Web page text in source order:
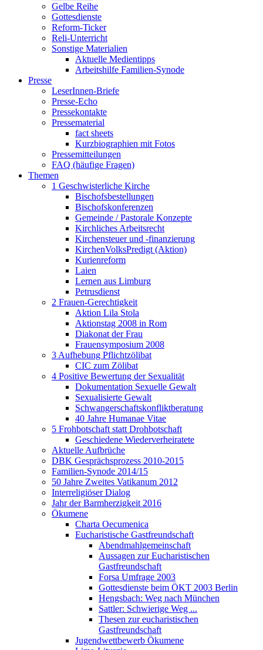
Gelbe Reihe
Gottesdienste
Reform-Ticker
Reli-Unterricht
Sonstige Materialien
Aktuelle Medientipps
Arbeitshilfe Familien-Synode
Presse
LeserInnen-Briefe
Presse-Echo
Pressekontakte
Pressematerial
fact sheets
Kurzbiographien mit Fotos
Pressemitteilungen
FAQ (häufige Fragen)
Themen
1 Geschwisterliche Kirche
Bischofsbestellungen
Bischofskonferenzen
Gemeinde / Pastorale Konzepte
Kirchliches Arbeitsrecht
Kirchensteuer und -finanzierung
KirchenVolksPredigt (Aktion)
Kurienreform
Laien
Lernen aus Limburg
Petrusdienst
2 Frauen-Gerechtigkeit
Aktion Lila Stola
Aktionstag 2008 in Rom
Diakonat der Frau
Frauensymposium 2008
3 Aufhebung Pflichtzölibat
CIC zum Zölibat
4 Positive Bewertung der Sexualität
Dokumentation Sexuelle Gewalt
Sexualisierte Gewalt
Schwangerschaftskonfliktberatung
40 Jahre Humanae Vitae
5 Frohbotschaft statt Drohbotschaft
Geschiedene Wiederverheiratete
Aktuelle Aufbrüche
DBK Gesprächsprozess 2010-2015
Familien-Synode 2014/15
50 Jahre Zweites Vatikanum 2012
Interreligiöser Dialog
Jahr der Barmherzigkeit 2016
Ökumene
Charta Oecumenica
Eucharistische Gastfreundschaft
Abendmahlgemeinschaft
Aussagen zur Eucharistischen
Gastfreundschaft
Forsa Umfrage 2003
Gottesdienste beim ÖKT 2003 Berlin
Hengsbach: Weg nach München
Sattler: Schwierige Weg ...
Thesen zur eucharistischen
Gastfreundschaft
Jugendwettbewerb Ökumene